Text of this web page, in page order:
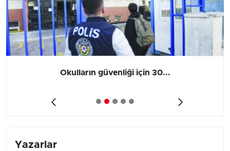
Vergi ve SGK borçlarında yap...
Yazarlar